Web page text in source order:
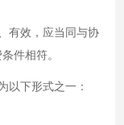
有效，应当同与协
件相符。
以下形式之一：